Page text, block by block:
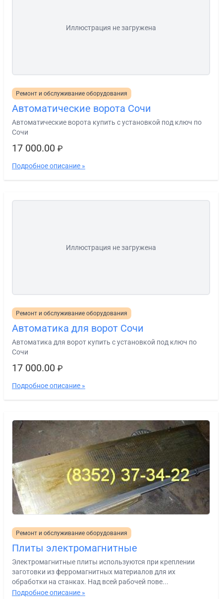
Иллюстрация не загружена
Ремонт и обслуживание оборудования
Автоматические ворота Сочи
Автоматические ворота купить с установкой под ключ по
Сочи
17 000.00 ₽
Подробное описание »
Иллюстрация не загружена
Ремонт и обслуживание оборудования
Автоматика для ворот Сочи
Автоматика для ворот купить с установкой под ключ по
Сочи
17 000.00 ₽
Подробное описание »
Ремонт и обслуживание оборудования
Плиты электромагнитные
Электромагнитные плиты используются при креплении
заготовки из ферромагнитных материалов для их
обработки на станках. Над всей рабочей пове...
Подробное описание »